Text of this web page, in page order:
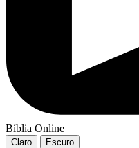
Bíblia Online
Claro Escuro